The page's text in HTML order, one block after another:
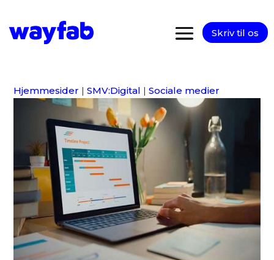
Skriv til os
Hjemmesider |SMV:Digital |Sociale medier